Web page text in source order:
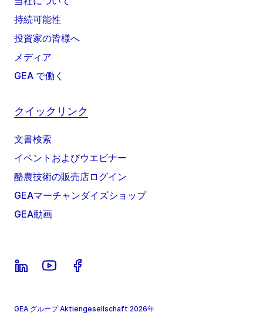
持続可能性
投資家の皆様へ
メディア
GEA で働く
クイックリンク
文書検索
イベントおよびウエビナー
酪農技術の販売店ログイン
GEAマーチャンダイズショップ
GEA動画
GEA グループ Aktiengesellschaft 2026年